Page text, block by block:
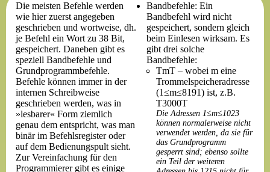
Die meisten Befehle werden
wie hier zuerst angegeben
geschrieben und wortweise, dh.
je Befehl ein Wort zu 38 Bit,
gespeichert. Daneben gibt es
speziell Bandbefehle und
Grundprogrammbefehle.
Befehle können immer in der
internen Schreibweise
geschrieben werden, was in
»lesbarer« Form ziemlich
genau dem entspricht, was man
binär im Befehlsregister oder
auf dem Bedienungspult sieht.
Zur Vereinfachung für den
Programmierer gibt es einige
Bandbefehle: Ein
Bandbefehl wird nicht
gespeichert, sondern gleich
beim Einlesen wirksam. Es
gibt drei solche
Bandbefehle:
TmT – wobei m eine
Trommelspeicheradresse
(1≤m≤8191) ist, z.B.
T3000T
Die Adressen 1≤m≤1023
können normalerweise nicht
verwendet werden, da sie für
das Grundprogramm
gesperrt sind; ebenso sollte
ein Teil der weiteren